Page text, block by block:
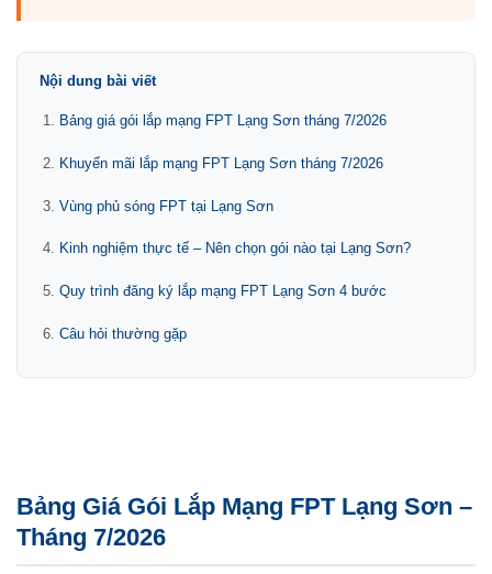
Nội dung bài viết
Bảng giá gói lắp mạng FPT Lạng Sơn tháng 7/2026
Khuyến mãi lắp mạng FPT Lạng Sơn tháng 7/2026
Vùng phủ sóng FPT tại Lạng Sơn
Kinh nghiệm thực tế – Nên chọn gói nào tại Lạng Sơn?
Quy trình đăng ký lắp mạng FPT Lạng Sơn 4 bước
Câu hỏi thường gặp
Bảng Giá Gói Lắp Mạng FPT Lạng Sơn –
Tháng 7/2026